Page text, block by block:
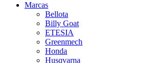
Marcas
Bellota
Billy Goat
ETESIA
Greenmech
Honda
Husqvarna